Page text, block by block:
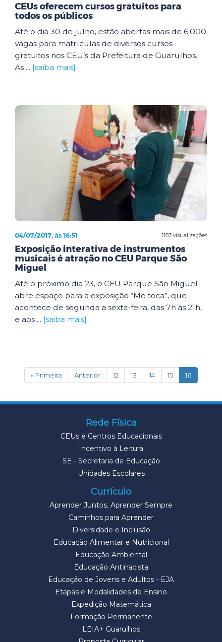
CEUs oferecem cursos gratuitos para
todos os públicos
Até o dia 30 de julho, estão abertas mais de 6.000
vagas para matrículas de diversos cursos
gratuitos nos CEU’s da Prefeitura de Guarulhos.
As ... [saiba mais]
1183 visualizações
04/07/2017, às 16:51
Exposição interativa de instrumentos
musicais é atração no CEU Parque São
Miguel
Até o próximo dia 23, o CEU Parque São Miguel
abre espaço para a exposição “Me toca”, que
acontece de segunda a sexta-feira, das 7h às 21h,
e aos ... [saiba mais]
« Primeira Anterior 12 13 14 15 16(current)
Rede Física
CEUs e Centros Educacionais
Incentivo à Leitura
SE - Secretaria de Educação
Unidades Escolares
Currículo
Aprender Juntos, Aprender Sempre
Caminhos para Aprender
Diversidade e Inclusão
Educação Alimentar e Nutricional
Educação Ambiental
Educação Antirracista
Educação de Jovens e Adultos - EJA
Etapas e Modalidades de Ensino
Expedição Matemática
Formação Permanente
LEIA+ Guarulhos